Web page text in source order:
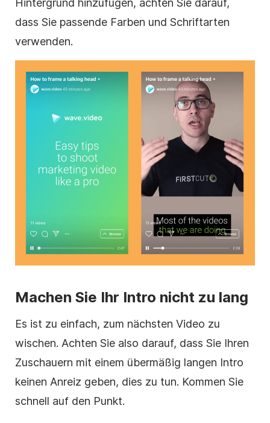
Hintergrund hinzufügen, achten Sie darauf,
dass Sie passende Farben und Schriftarten
verwenden.
Machen Sie Ihr Intro nicht zu lang
Es ist zu einfach, zum nächsten Video zu
wischen. Achten Sie also darauf, dass Sie Ihren
Zuschauern mit einem übermäßig langen Intro
keinen Anreiz geben, dies zu tun. Kommen Sie
schnell auf den Punkt.